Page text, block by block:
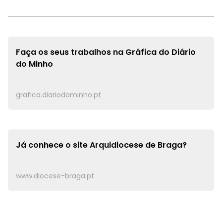
Faça os seus trabalhos na Gráfica do Diário
do Minho
grafica.diariodominho.pt
Já conhece o siteArquidiocese de Braga?
www.diocese-braga.pt